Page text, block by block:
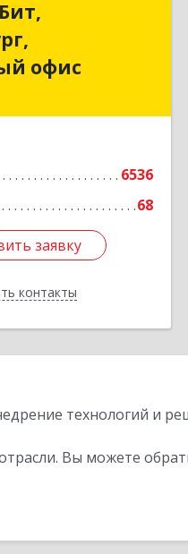
офис
6536
68
заявку
контакты
1С: Первый Бит,
Екатеринбург,
офис
г.о., Екатеринбург г,
строение 29, оф.407
Подробнее
заявку
технологий и
Вы можете